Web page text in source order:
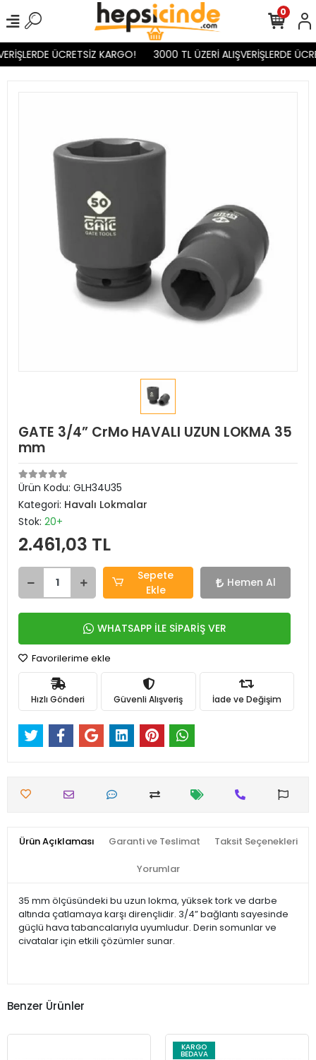
ÜCRETSİZ KARGO! 3000 TL ÜZERİ ALIŞVERİŞLERDE
0
GATE 3/4” CrMo HAVALI UZUN LOKMA 35
mm
Ürün Kodu: GLH34U35
Kategori: Havalı Lokmalar
Stok: 20+
2.461,03 TL
Sepete
Ekle
Hemen Al
WHATSAPP İLE SİPARİŞ VER
Favorilerime ekle
Hızlı Gönderi Güvenli Alışveriş İade ve Değişim
Ürün Açıklaması Garanti ve Teslimat Taksit Seçenekleri
Yorumlar
35 mm ölçüsündeki bu uzun lokma, yüksek tork ve darbe
altında çatlamaya karşı dirençlidir. 3/4” bağlantı sayesinde
güçlü hava tabancalarıyla uyumludur. Derin somunlar ve
civatalar için etkili çözümler sunar.
Benzer Ürünler
KARGO
BEDAVA